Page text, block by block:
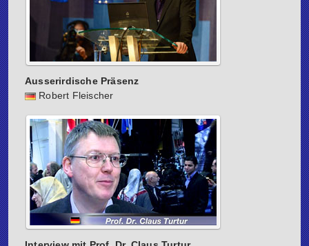
Ausserirdische Präsenz
Robert Fleischer